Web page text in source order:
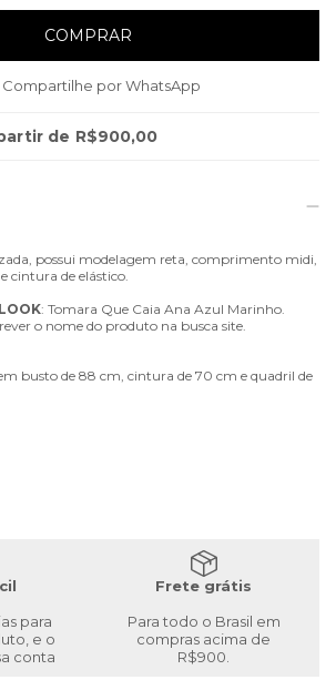
Compartilhe por WhatsApp
de R$900,00
possui modelagem reta, comprimento midi,
cintura de elástico.
LOOK: Tomara Que Caia Ana Azul Marinho.
o nome do produto na busca site.
busto de 88 cm, cintura de 70 cm e quadril de
para
e o
conta
Frete grátis
Para todo o Brasil em
compras acima de
R$900.